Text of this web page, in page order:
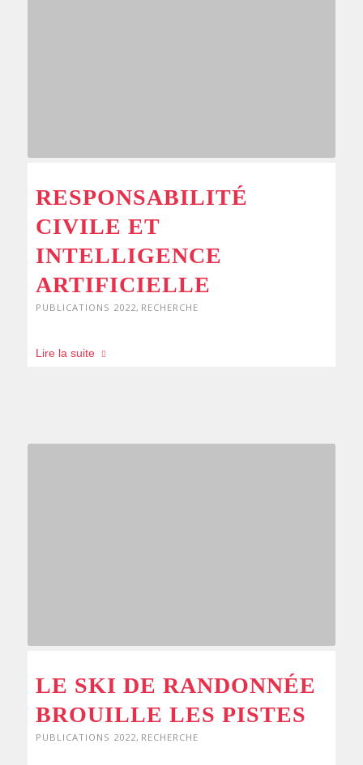
RESPONSABILITÉ
CIVILE ET
INTELLIGENCE
ARTIFICIELLE
PUBLICATIONS 2022, RECHERCHE
Lire la suite
LE SKI DE RANDONNÉE
BROUILLE LES PISTES
PUBLICATIONS 2022, RECHERCHE